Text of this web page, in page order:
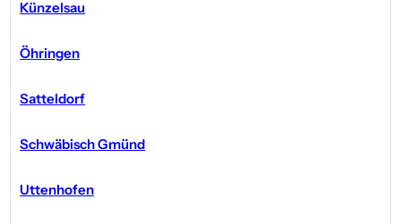
Künzelsau
Öhringen
Satteldorf
Schwäbisch Gmünd
Uttenhofen